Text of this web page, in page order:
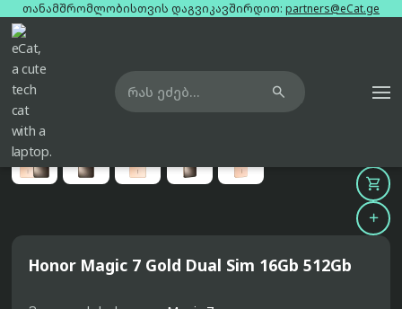
თანამშრომლობისთვის დაგვიკავშირდით: partners@eCat.ge

მთავარი ტელეფონები

Honor Magic 7 Gold Dual Sim 16Gb 512Gb

